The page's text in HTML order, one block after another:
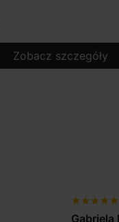
Zobacz szczegóły
star star star star star
Mir Por